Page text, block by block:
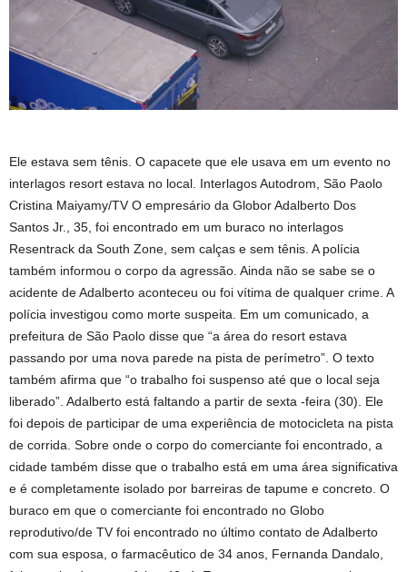
Ele estava sem tênis. O capacete que ele usava em um evento no
interlagos resort estava no local. Interlagos Autodrom, São Paolo
Cristina Maiyamy/TV O empresário da Globor Adalberto Dos
Santos Jr., 35, foi encontrado em um buraco no interlagos
Resentrack da South Zone, sem calças e sem tênis. A polícia
também informou o corpo da agressão. Ainda não se sabe se o
acidente de Adalberto aconteceu ou foi vítima de qualquer crime. A
polícia investigou como morte suspeita. Em um comunicado, a
prefeitura de São Paolo disse que “a área do resort estava
passando por uma nova parede na pista de perímetro”. O texto
também afirma que “o trabalho foi suspenso até que o local seja
liberado”. Adalberto está faltando a partir de sexta -feira (30). Ele
foi depois de participar de uma experiência de motocicleta na pista
de corrida. Sobre onde o corpo do comerciante foi encontrado, a
cidade também disse que o trabalho está em uma área significativa
e é completamente isolado por barreiras de tapume e concreto. O
buraco em que o comerciante foi encontrado no Globo
reprodutivo/de TV foi encontrado no último contato de Adalberto
com sua esposa, o farmacêutico de 34 anos, Fernanda Dandalo,